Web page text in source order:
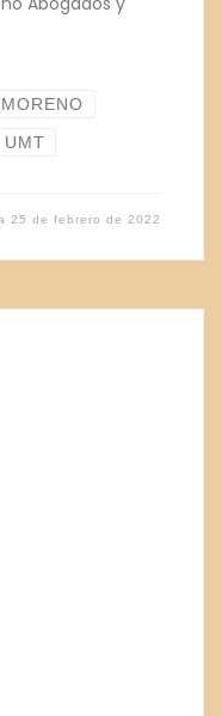
UMT
25 de febrero de 2022